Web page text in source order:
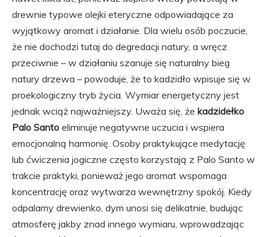
drewnie typowe olejki eteryczne odpowiadające za
wyjątkowy aromat i działanie. Dla wielu osób poczucie,
że nie dochodzi tutaj do degredacji natury, a wręcz
przeciwnie – w działaniu szanuje się naturalny bieg
natury drzewa – powoduje, że to kadzidło wpisuje się w
proekologiczny tryb życia. Wymiar energetyczny jest
jednak wciąż najważniejszy. Uważa się, że kadzidełko
Palo Santo eliminuje negatywne uczucia i wspiera
emocjonalną harmonię. Osoby praktykujące medytację
lub ćwiczenia jogiczne często korzystają z Palo Santo w
trakcie praktyki, ponieważ jego aromat wspomaga
koncentrację oraz wytwarza wewnętrzny spokój. Kiedy
odpalamy drewienko, dym unosi się delikatnie, budując
atmosferę jakby znad innego wymiaru, wprowadzając